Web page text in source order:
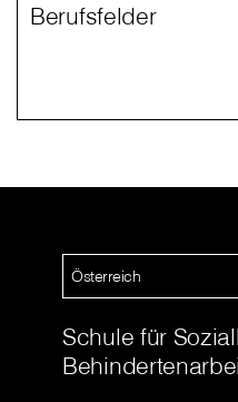
Berufsfelder
Österreich
Schule für